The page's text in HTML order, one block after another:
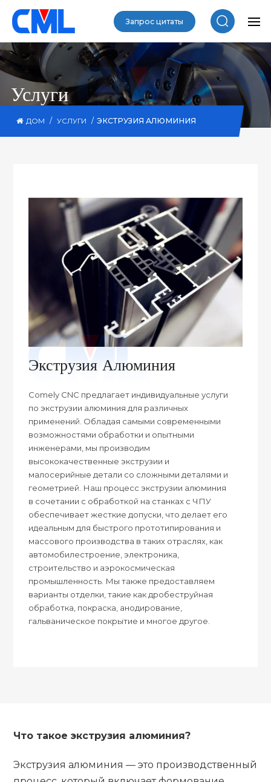
Запрос цитаты
Услуги
ДОМ / УСЛУГИ / ЭКСТРУЗИЯ АЛЮМИНИЯ
Экструзия Алюминия
Comely CNC предлагает индивидуальные услуги
по экструзии алюминия для различных
применений. Обладая самыми современными
возможностями обработки и опытными
инженерами, мы производим
высококачественные экструзии и
малосерийные детали со сложными деталями и
геометрией. Наш процесс экструзии алюминия
в сочетании с обработкой на станках с ЧПУ
обеспечивает жесткие допуски, что делает его
идеальным для быстрого прототипирования и
массового производства в таких отраслях, как
автомобилестроение, электроника,
строительство и аэрокосмическая
промышленность. Мы также предоставляем
варианты отделки, такие как дробеструйная
обработка, покраска, анодирование,
гальваническое покрытие и многое другое.
Что такое экструзия алюминия?
Экструзия алюминия — это производственный